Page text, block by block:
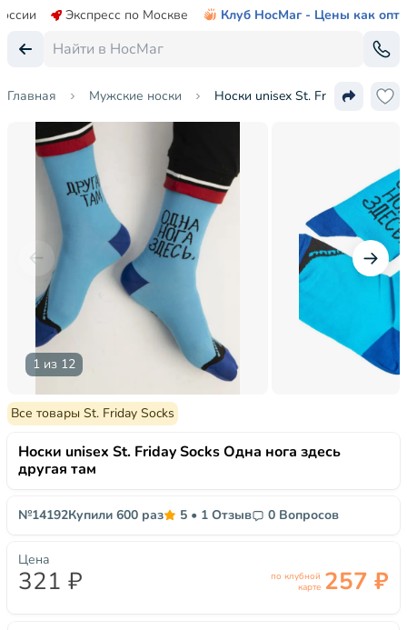
Экспресс по Москве Клуб НосМаг - Цены как опт
Главная Мужские носки Носки unisex St. Friday Socks
1 из 12
Все товары St. Friday Socks
Носки unisex St. Friday Socks Одна нога здесь
другая там
№14192Купили 600 раз 5 • 1 Отзыв 0 Вопросов
Цена
321 ₽
по клубной
карте 257 ₽